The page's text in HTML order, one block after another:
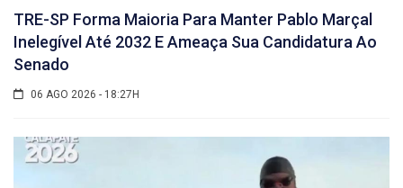
TRE-SP Forma Maioria Para Manter Pablo Marçal
Inelegível Até 2032 E Ameaça Sua Candidatura Ao
Senado
06 AGO 2026 - 18:27H